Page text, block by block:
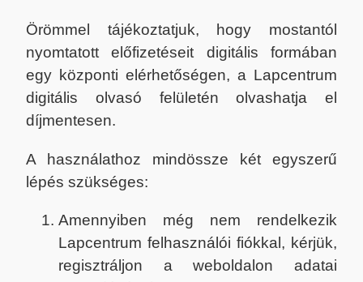
Örömmel tájékoztatjuk, hogy mostantól
nyomtatott előfizetéseit digitális formában
egy központi elérhetőségen, a Lapcentrum
digitális olvasó felületén olvashatja el
díjmentesen.
A használathoz mindössze két egyszerű
lépés szükséges:
Amennyiben még nem rendelkezik
Lapcentrum felhasználói fiókkal, kérjük,
regisztráljon a weboldalon adatai